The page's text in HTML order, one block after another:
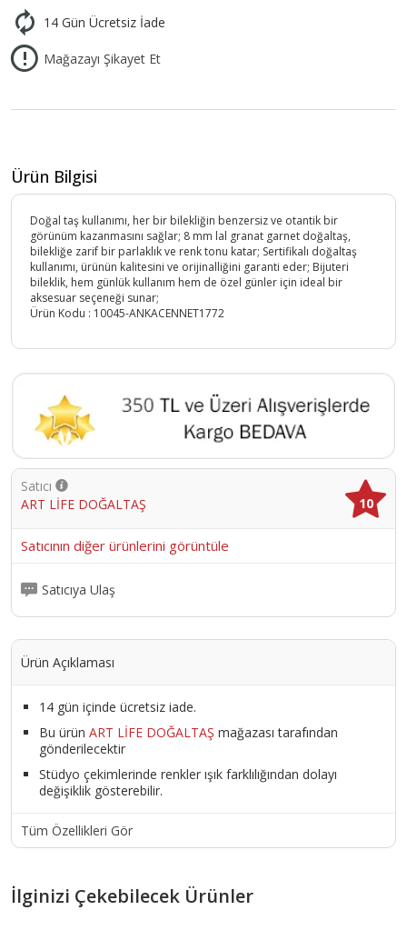
14 Gün Ücretsiz İade
Mağazayı Şikayet Et
Ürün Bilgisi
Doğal taş kullanımı, her bir bilekliğin benzersiz ve otantik bir
görünüm kazanmasını sağlar; 8 mm lal granat garnet doğaltaş,
bilekliğe zarif bir parlaklık ve renk tonu katar; Sertifikalı doğaltaş
kullanımı, ürünün kalitesini ve orijinalliğini garanti eder; Bijuteri
bileklik, hem günlük kullanım hem de özel günler için ideal bir
aksesuar seçeneği sunar;
Ürün Kodu : 10045-ANKACENNET1772
Satıcı
ART LİFE DOĞALTAŞ
10
Satıcının diğer ürünlerini görüntüle
Satıcıya Ulaş
Ürün Açıklaması
14 gün içinde ücretsiz iade.
Bu ürün ART LİFE DOĞALTAŞ mağazası tarafından
gönderilecektir
Stüdyo çekimlerinde renkler ışık farklılığından dolayı
değişiklik gösterebilir.
Tüm Özellikleri Gör
İlginizi Çekebilecek Ürünler